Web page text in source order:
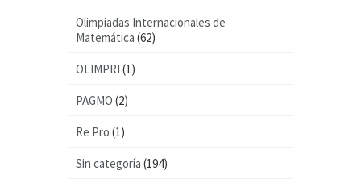
Olimpiadas Internacionales de
Matemática (62)
OLIMPRI (1)
PAGMO (2)
Re Pro (1)
Sin categoría (194)